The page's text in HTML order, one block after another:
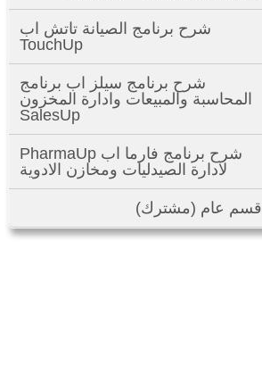
شرح برنامج الصيانة تاتش اب
TouchUp
شرح برنامج سيلز اب برنامج
المحاسبة والمبيعات وادارة المخزون
SalesUp
شرح برنامج فارما اب PharmaUp
لادارة الصيدليات ومخازن الادوية
قسم عام (مشترك)